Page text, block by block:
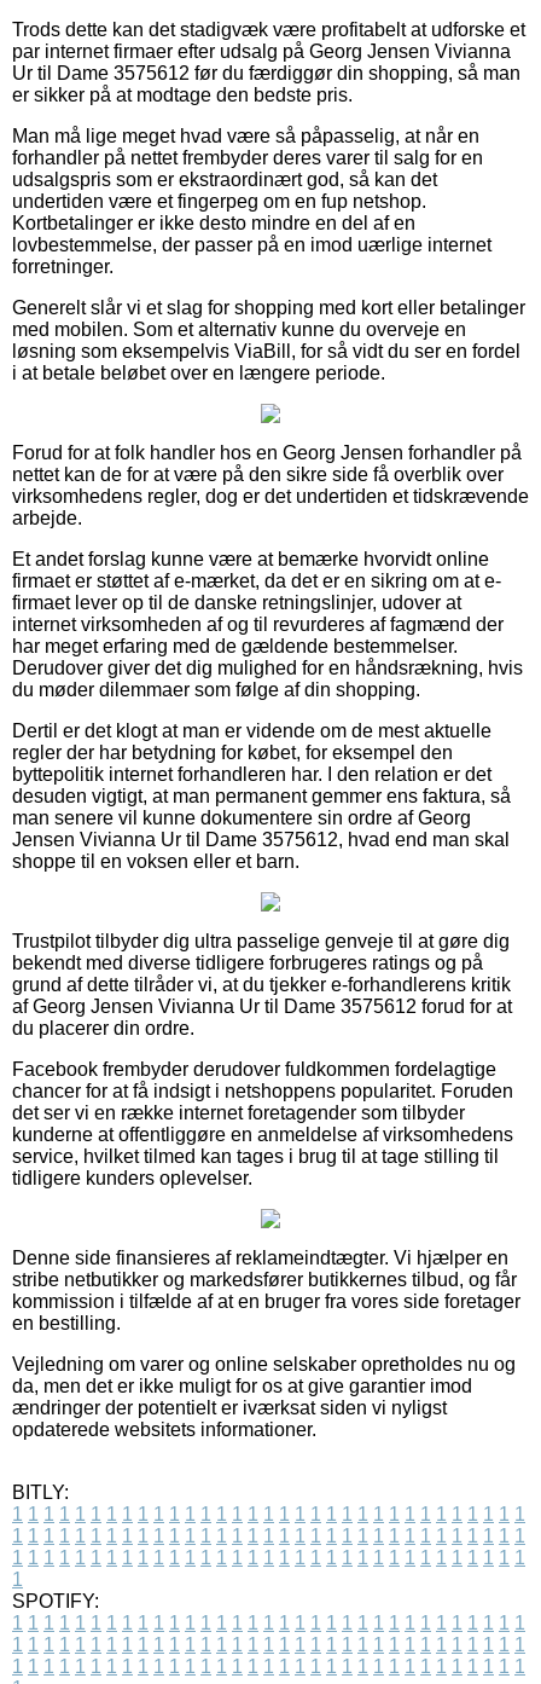
Trods dette kan det stadigvæk være profitabelt at udforske et
par internet firmaer efter udsalg på Georg Jensen Vivianna
Ur til Dame 3575612 før du færdiggør din shopping, så man
er sikker på at modtage den bedste pris.
Man må lige meget hvad være så påpasselig, at når en
forhandler på nettet frembyder deres varer til salg for en
udsalgspris som er ekstraordinært god, så kan det
undertiden være et fingerpeg om en fup netshop.
Kortbetalinger er ikke desto mindre en del af en
lovbestemmelse, der passer på en imod uærlige internet
forretninger.
Generelt slår vi et slag for shopping med kort eller betalinger
med mobilen. Som et alternativ kunne du overveje en
løsning som eksempelvis ViaBill, for så vidt du ser en fordel
i at betale beløbet over en længere periode.
Forud for at folk handler hos en Georg Jensen forhandler på
nettet kan de for at være på den sikre side få overblik over
virksomhedens regler, dog er det undertiden et tidskrævende
arbejde.
Et andet forslag kunne være at bemærke hvorvidt online
firmaet er støttet af e-mærket, da det er en sikring om at e-
firmaet lever op til de danske retningslinjer, udover at
internet virksomheden af og til revurderes af fagmænd der
har meget erfaring med de gældende bestemmelser.
Derudover giver det dig mulighed for en håndsrækning, hvis
du møder dilemmaer som følge af din shopping.
Dertil er det klogt at man er vidende om de mest aktuelle
regler der har betydning for købet, for eksempel den
byttepolitik internet forhandleren har. I den relation er det
desuden vigtigt, at man permanent gemmer ens faktura, så
man senere vil kunne dokumentere sin ordre af Georg
Jensen Vivianna Ur til Dame 3575612, hvad end man skal
shoppe til en voksen eller et barn.
Trustpilot tilbyder dig ultra passelige genveje til at gøre dig
bekendt med diverse tidligere forbrugeres ratings og på
grund af dette tilråder vi, at du tjekker e-forhandlerens kritik
af Georg Jensen Vivianna Ur til Dame 3575612 forud for at
du placerer din ordre.
Facebook frembyder derudover fuldkommen fordelagtige
chancer for at få indsigt i netshoppens popularitet. Foruden
det ser vi en række internet foretagender som tilbyder
kunderne at offentliggøre en anmeldelse af virksomhedens
service, hvilket tilmed kan tages i brug til at tage stilling til
tidligere kunders oplevelser.
Denne side finansieres af reklameindtægter. Vi hjælper en
stribe netbutikker og markedsfører butikkernes tilbud, og får
kommission i tilfælde af at en bruger fra vores side foretager
en bestilling.
Vejledning om varer og online selskaber opretholdes nu og
da, men det er ikke muligt for os at give garantier imod
ændringer der potentielt er iværksat siden vi nyligst
opdaterede websitets informationer.
BITLY:
1 1 1 1 1 1 1 1 1 1 1 1 1 1 1 1 1 1 1 1 1 1 1 1 1 1 1 1 1 1 1 1 1
1 1 1 1 1 1 1 1 1 1 1 1 1 1 1 1 1 1 1 1 1 1 1 1 1 1 1 1 1 1 1 1 1
1 1 1 1 1 1 1 1 1 1 1 1 1 1 1 1 1 1 1 1 1 1 1 1 1 1 1 1 1 1 1 1 1
1
SPOTIFY:
1 1 1 1 1 1 1 1 1 1 1 1 1 1 1 1 1 1 1 1 1 1 1 1 1 1 1 1 1 1 1 1 1
1 1 1 1 1 1 1 1 1 1 1 1 1 1 1 1 1 1 1 1 1 1 1 1 1 1 1 1 1 1 1 1 1
1 1 1 1 1 1 1 1 1 1 1 1 1 1 1 1 1 1 1 1 1 1 1 1 1 1 1 1 1 1 1 1 1